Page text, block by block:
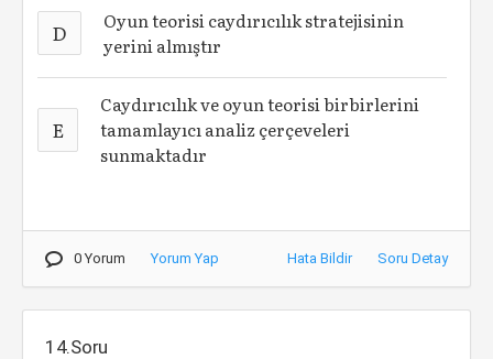
D
Oyun teorisi caydırıcılık stratejisinin
yerini almıştır
E
Caydırıcılık ve oyun teorisi birbirlerini
tamamlayıcı analiz çerçeveleri
sunmaktadır
0 Yorum Yorum Yap Hata Bildir Soru Detay
14.Soru